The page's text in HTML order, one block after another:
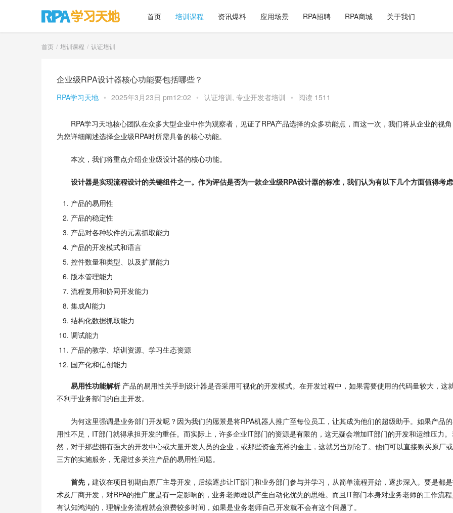
首页 培训课程 资讯爆料 应用场景 RPA招聘 RPA商城 关于我们
首页 培训课程 认证培训
企业级RPA设计器核心功能要包括哪些？
RPA学习天地 • 2025年3月23日 pm12:02 • 认证培训, 专业开发者培训 • 阅读 1511
RPA学习天地核心团队在众多大型企业中作为观察者，见证了RPA产品选择的众多功能点，而这一次，我们将从企业的视角
为您详细阐述选择企业级RPA时所需具备的核心功能。
本次，我们将重点介绍企业级设计器的核心功能。
设计器是实现流程设计的关键组件之一。作为评估是否为一款企业级RPA设计器的标准，我们认为有以下几个方面值得考虑
产品的易用性
产品的稳定性
产品对各种软件的元素抓取能力
产品的开发模式和语言
控件数量和类型、以及扩展能力
版本管理能力
流程复用和协同开发能力
集成AI能力
结构化数据抓取能力
调试能力
产品的教学、培训资源、学习生态资源
国产化和信创能力
易用性功能解析 产品的易用性关乎到设计器是否采用可视化的开发模式。在开发过程中，如果需要使用的代码量较大，这
不利于业务部门的自主开发。
为何这里强调是业务部门开发呢？因为我们的愿景是将RPA机器人推广至每位员工，让其成为他们的超级助手。如果产品
用性不足，IT部门就得承担开发的重任。而实际上，许多企业IT部门的资源是有限的，这无疑会增加IT部门的开发和运维压力。
然，对于那些拥有强大的开发中心或大量开发人员的企业，或那些资金充裕的金主，这就另当别论了。他们可以直接购买原厂
三方的实施服务，无需过多关注产品的易用性问题。
首先， 建议在项目初期由原厂主导开发，后续逐步让IT部门和业务部门参与并学习，从简单流程开始，逐步深入。要是都
术及厂商开发，对RPA的推广度是有一定影响的，业务老师难以产生自动化优先的思维。而且IT部门本身对业务老师的工作流
有认知鸿沟的，理解业务流程就会浪费较多时间，如果是业务老师自己开发就不会有这个问题了。